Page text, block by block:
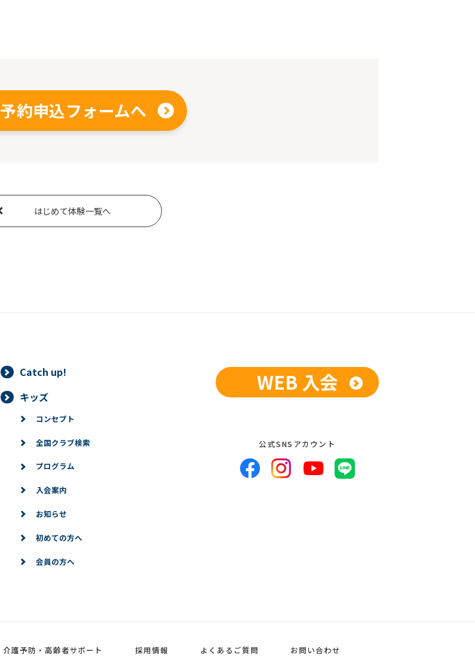
予約申込フォームへ
はじめて体験一覧へ
Catch up!
キッズ
コンセプト
全国クラブ検索
プログラム
入会案内
お知らせ
初めての方へ
会員の方へ
WEB 入会
公式SNSアカウント
介護予防・高齢者サポート 採用情報 よくあるご質問 お問い合わせ